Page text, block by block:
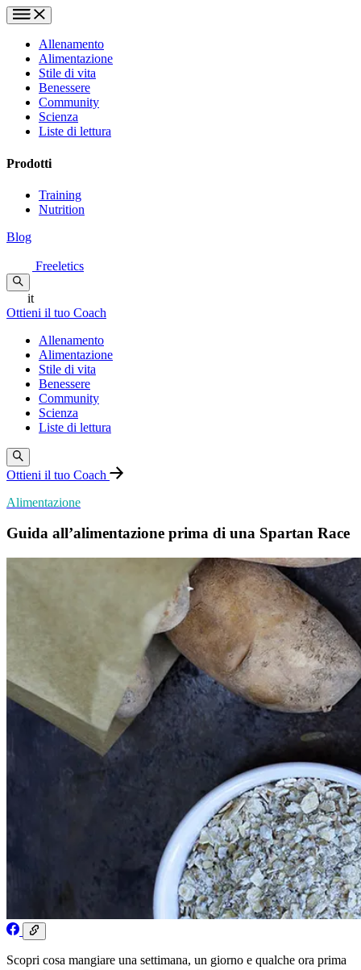
Allenamento
Alimentazione
Stile di vita
Benessere
Community
Scienza
Liste di lettura
Prodotti
Training
Nutrition
Blog
Freeletics
it
Ottieni il tuo Coach
Allenamento
Alimentazione
Stile di vita
Benessere
Community
Scienza
Liste di lettura
Ottieni il tuo Coach
Alimentazione
Guida all’alimentazione prima di una Spartan Race
Scopri cosa mangiare una settimana, un giorno e qualche ora prima